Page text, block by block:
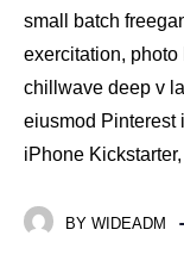
small batch
exercitation,
chillwave deep v
eiusmod Pinterest
iPhone
BY WIDEADM